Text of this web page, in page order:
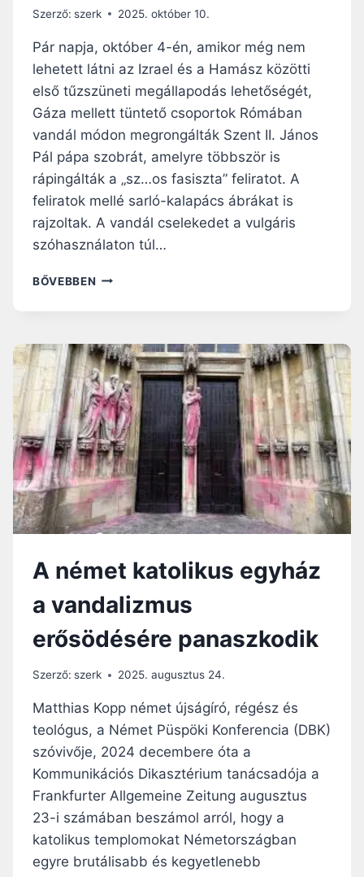
Z
B
A
T
É
R
O
L
T
Á
T
F
,
V
I
D
E
Ó
–
F
R
S
T
V
E
É
A
Z
T
A
F
É
N
Y
É
P
T
E
L
Y
E
N
E
G
Y
I
Z
R
A
L
K
T
N
Ö
S
Z
E
T
Ö
R
I
A
Szerző: szerk 2025. október 10.
Pár napja, október 4-én, amikor még nem
lehetett látni az Izrael és a Hamász közötti
első tűzszüneti megállapodás lehetőségét,
Gáza mellett tüntető csoportok Rómában
vandál módon megrongálták Szent II. János
Pál pápa szobrát, amelyre többször is
rápingálták a „sz…os fasiszta” feliratot. A
feliratok mellé sarló-kalapács ábrákat is
rajzoltak. A vandál cselekedet a vulgáris
szóhasználaton túl…
BŐVEBBEN V
A
L
I
Z
M
U
S
S
Z
E
N
T
I
J
Á
N
O
S
Á
R
Ó
M
I
S
Z
O
A német katolikus egyház
a vandalizmus
erősödésére panaszkodik
Szerző: szerk 2025. augusztus 24.
Matthias Kopp német újságíró, régész és
teológus, a Német Püspöki Konferencia (DBK)
szóvivője, 2024 decembere óta a
Kommunikációs Dikasztérium tanácsadója a
Frankfurter Allgemeine Zeitung augusztus
23-i számában beszámol arról, hogy a
katolikus templomokat Németországban
egyre brutálisabb és kegyetlenebb